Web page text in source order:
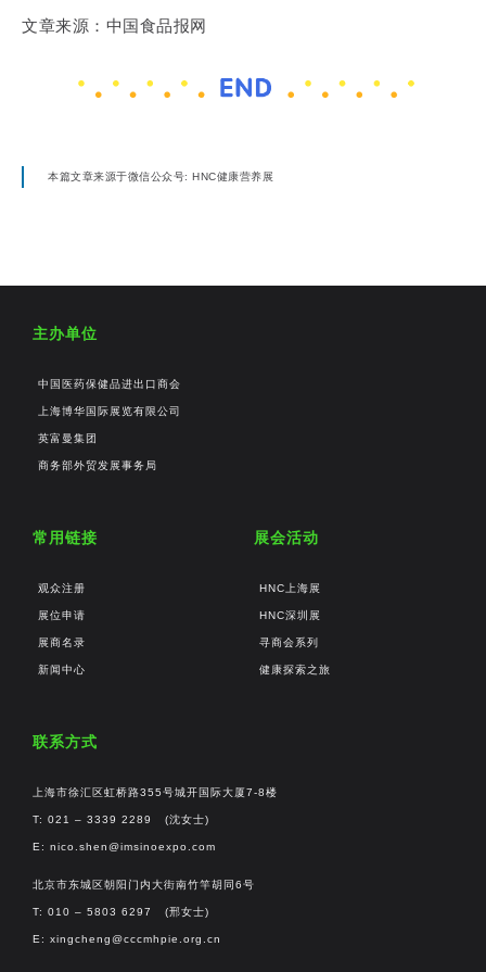
文章来源：中国食品报网
本篇文章来源于微信公众号: HNC健康营养展
主办单位
中国医药保健品进出口商会
上海博华国际展览有限公司
英富曼集团
商务部外贸发展事务局
常用链接
观众注册
展位申请
展商名录
新闻中心
展会活动
HNC上海展
HNC深圳展
寻商会系列
健康探索之旅
联系方式
上海市徐汇区虹桥路355号城开国际大厦7-8楼
T: 021 – 3339 2289 (沈女士)
E: nico.shen@imsinoexpo.com
北京市东城区朝阳门内大街南竹竿胡同6号
T: 010 – 5803 6297 (邢女士)
E: xingcheng@cccmhpie.org.cn